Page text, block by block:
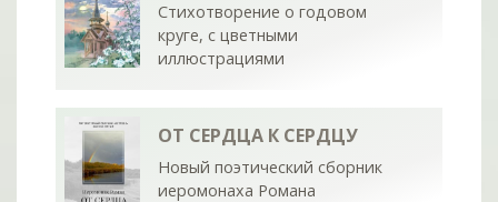
Стихотворение о годовом
круге, с цветными
иллюстрациями
ОТ СЕРДЦА К СЕРДЦУ
Новый поэтический сборник
иеромонаха Романа